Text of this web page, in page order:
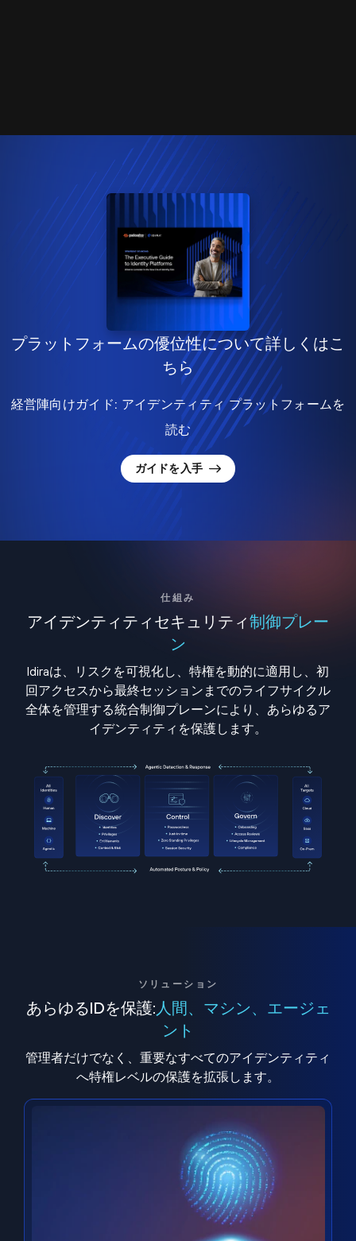
プラットフォームの優位性について詳しくはこ
ちら
経営陣向けガイド: アイデンティティ プラットフォームを
読む
ガイドを入手
仕組み
アイデンティティセキュリティ制御プレー
ン
Idiraは、リスクを可視化し、特権を動的に適用し、初
回アクセスから最終セッションまでのライフサイクル
全体を管理する統合制御プレーンにより、あらゆるア
イデンティティを保護します。
ソリューション
あらゆるIDを保護: 人間、マシン、エージェ
ント
管理者だけでなく、重要なすべてのアイデンティティ
へ特権レベルの保護を拡張します。